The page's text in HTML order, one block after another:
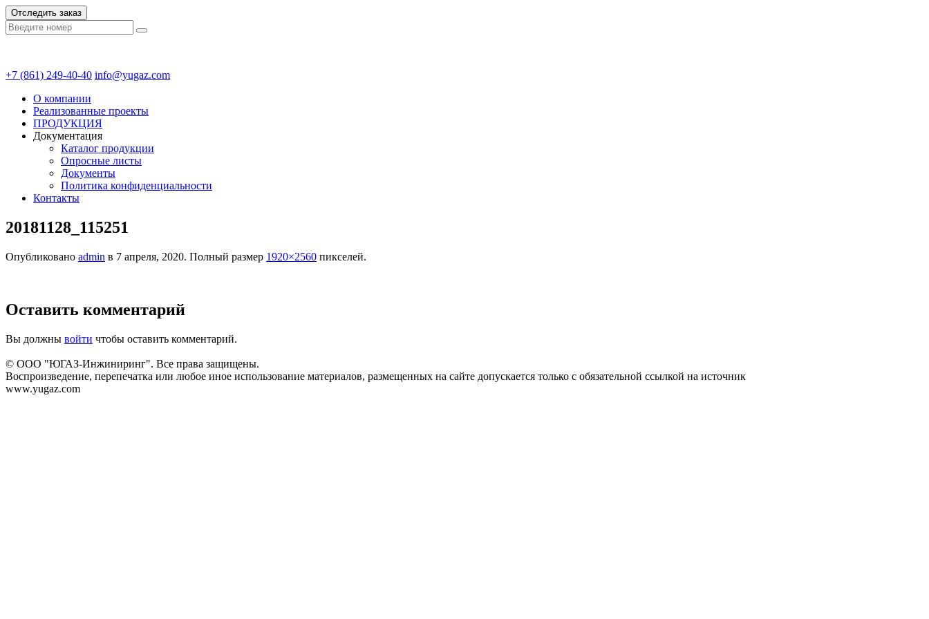
Отследить заказ
+7 (861) 249-40-40 info@yugaz.com
О компании
Реализованные проекты
ПРОДУКЦИЯ
Документация
Каталог продукции
Опросные листы
Документы
Политика конфиденциальности
Контакты
20181128_115251
Опубликовано admin в 7 апреля, 2020. Полный размер 1920×2560 пикселей.
Оставить комментарий
Вы должны войти чтобы оставить комментарий.
© ООО "ЮГАЗ-Инжиниринг". Все права защищены.
Воспроизведение, перепечатка или любое иное использование материалов, размещенных на сайте допускается только с обязательной ссылкой на источник
www.yugaz.com